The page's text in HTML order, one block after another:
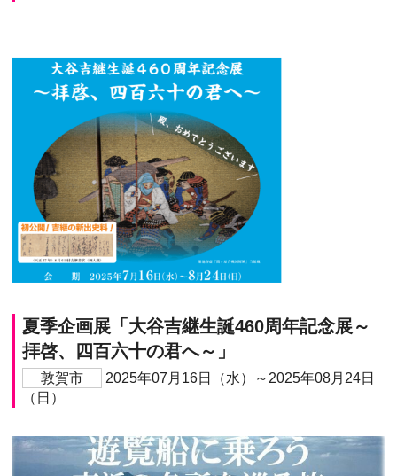
夏季企画展「大谷吉継生誕460周年記念展～
拝啓、四百六十の君へ～」
敦賀市
2025年07月16日（水）～2025年08月24日
（日）